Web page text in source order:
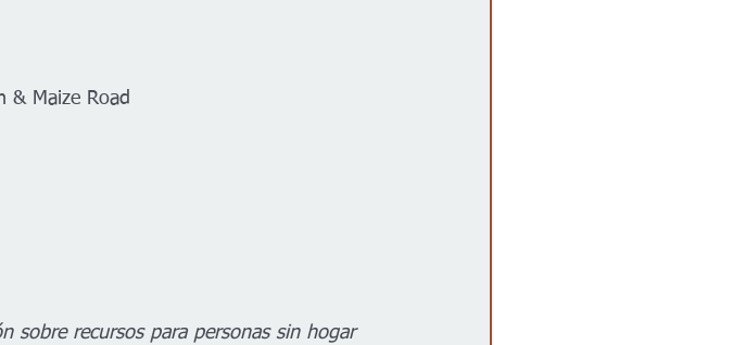
& Maize Road
sobre recursos para personas sin hogar